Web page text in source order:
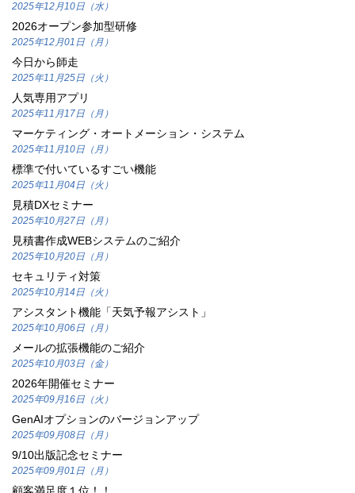
2025年12月10日（水）
2026オープン参加型研修
2025年12月01日（月）
今日から師走
2025年11月25日（火）
人気専用アプリ
2025年11月17日（月）
マーケティング・オートメーション・システム
2025年11月10日（月）
標準で付いているすごい機能
2025年11月04日（火）
見積DXセミナー
2025年10月27日（月）
見積書作成WEBシステムのご紹介
2025年10月20日（月）
セキュリティ対策
2025年10月14日（火）
アシスタント機能「天気予報アシスト」
2025年10月06日（月）
メールの拡張機能のご紹介
2025年10月03日（金）
2026年開催セミナー
2025年09月16日（火）
GenAIオプションのバージョンアップ
2025年09月08日（月）
9/10出版記念セミナー
2025年09月01日（月）